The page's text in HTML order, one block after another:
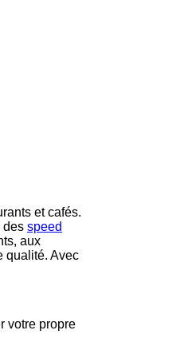
et cafés.
des speed
aux
qualité. Avec
votre propre